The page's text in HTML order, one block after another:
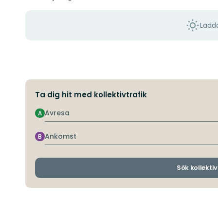
Ta dig hit med kollektivtrafik
Avresa
A
Ankomst
B
Sök